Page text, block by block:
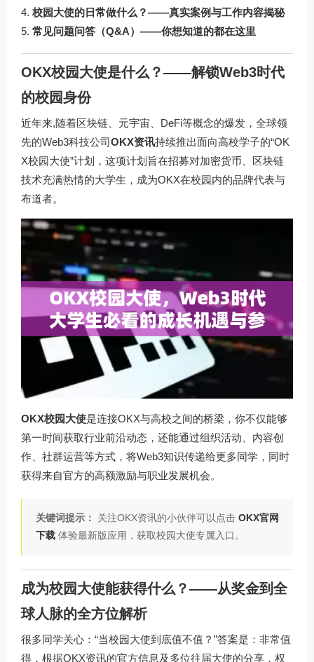
校园大使的日常做什么？——真实案例与工作内容揭秘
常见问题问答（Q&A）——你想知道的都在这里
OKX校园大使是什么？——解锁Web3时代
的校园身份
近年来,随着区块链、元宇宙、DeFi等概念的爆发，全球领
先的Web3科技公司OKX资讯持续推出面向高校学子的“OK
X校园大使”计划，这项计划旨在招募对加密货币、区块链
技术充满热情的大学生，成为OKX在校园内的品牌代表与
布道者。
OKX校园大使是连接OKX与高校之间的桥梁，你不仅能够
第一时间获取行业前沿动态，还能通过组织活动、内容创
作、社群运营等方式，将Web3知识传递给更多同学，同时
获得来自官方的高额激励与职业发展机会。
关键词提示： 关注OKX资讯的小伙伴可以点击 OKX官网
下载 体验最新版应用，获取校园大使专属入口。
成为校园大使能获得什么？——从奖金到全
球人脉的全方位解析
很多同学关心：“当校园大使到底值不值？”答案是：非常值
得，根据OKX资讯的官方信息及多位往届大使的分享，权